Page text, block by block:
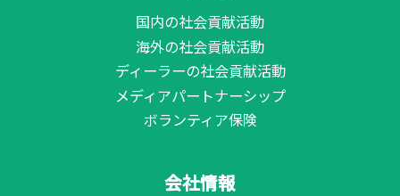
国内の社会貢献活動
海外の社会貢献活動
ディーラーの社会貢献活動
メディアパートナーシップ
ボランティア保険
会社情報